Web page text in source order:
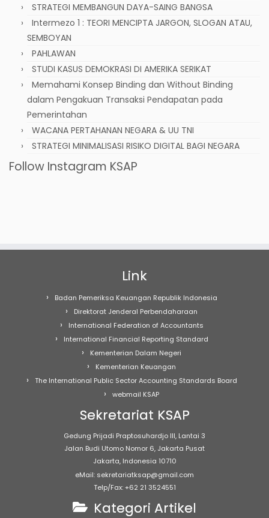
STRATEGI MEMBANGUN DAYA-SAING BANGSA
Intermezo 1 : TEORI MENCIPTA JARGON, SLOGAN ATAU,
SEMBOYAN
PAHLAWAN
STUDI KASUS DEMOKRASI DI AMERIKA SERIKAT
Memahami Konsep Binding dan Without Binding
dalam Pengakuan Transaksi Pendapatan pada
Pemerintahan
WACANA PERTAHANAN NEGARA & UU TNI
STRATEGI MINIMALISASI RISIKO DIGITAL BAGI NEGARA
Follow Instagram KSAP
Link
Badan Pemeriksa Keuangan Republik Indonesia
Direktorat Jenderal Perbendaharaan
International Federation of Accountants
International Financial Reporting Standard
Kementerian Dalam Negeri
Kementerian Keuangan
The International Public Sector Accounting Standards Board
webmail KSAP
Sekretariat KSAP
Gedung Prijadi Praptosuhardjo III, Lantai 3
Jalan Budi Utomo Nomor 6, Jakarta Pusat
Jakarta, Indonesia 10710
eMail: sekretariatksap@gmail.com
Telp/Fax: +62 21 3524551
Kategori Artikel